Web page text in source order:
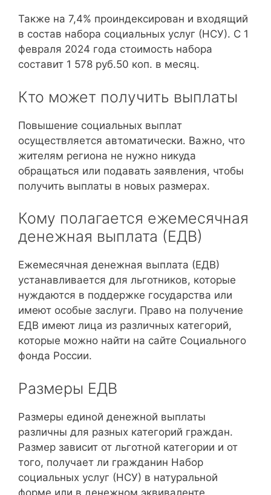
Также на 7,4% проиндексирован и входящий
в состав набора социальных услуг (НСУ). С 1
февраля 2024 года стоимость набора
составит 1 578 руб.50 коп. в месяц.
Кто может получить выплаты
Повышение социальных выплат
осуществляется автоматически. Важно, что
жителям региона не нужно никуда
обращаться или подавать заявления, чтобы
получить выплаты в новых размерах.
Кому полагается ежемесячная
денежная выплата (ЕДВ)
Ежемесячная денежная выплата (ЕДВ)
устанавливается для льготников, которые
нуждаются в поддержке государства или
имеют особые заслуги. Право на получение
ЕДВ имеют лица из различных категорий,
которые можно найти на сайте Социального
фонда России.
Размеры ЕДВ
Размеры единой денежной выплаты
различны для разных категорий граждан.
Размер зависит от льготной категории и от
того, получает ли гражданин Набор
социальных услуг (НСУ) в натуральной
форме или в денежном эквиваленте.